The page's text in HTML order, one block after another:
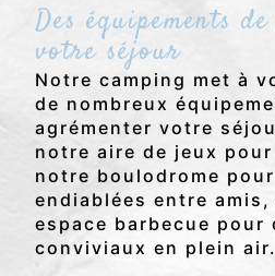
Des équipements
votre séjour
Notre camping met à
de nombreux
agrémenter votre
notre aire de jeux
notre boulodrome
endiablées entre
espace barbecue pour
conviviaux en plein air.